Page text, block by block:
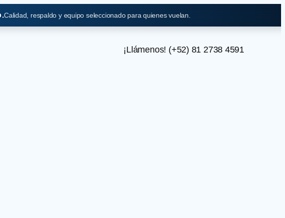
Calidad, respaldo y equipo seleccionado para quienes vuelan.
¡Llámenos! (+52) 81 2738 4591